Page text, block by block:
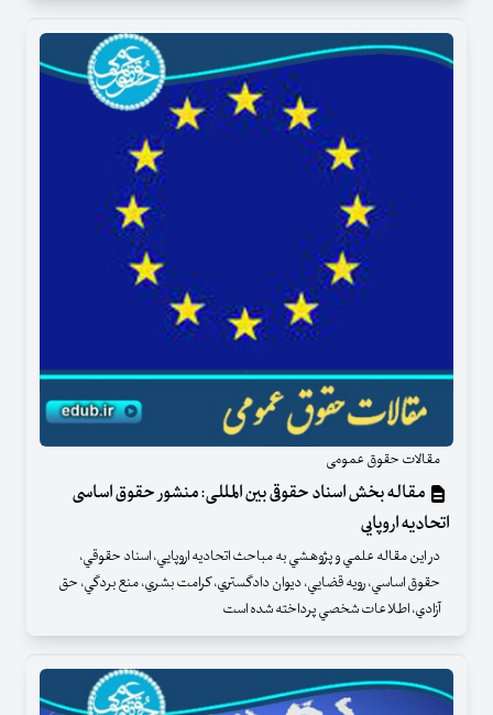
مقالات حقوق عمومی
مقاله بخش اسناد حقوقی بین المللی: منشور حقوق اساسی
اتحادیه اروپایی
در اين مقاله علمي و پژوهشي به مباحث اتحاديه اروپايي، اسناد حقوقي،
حقوق اساسي، رويه قضايي، ديوان دادگستري، كرامت بشري، منع بردگي، حق
آزادي، اطلاعات شخصي پرداخته شده است